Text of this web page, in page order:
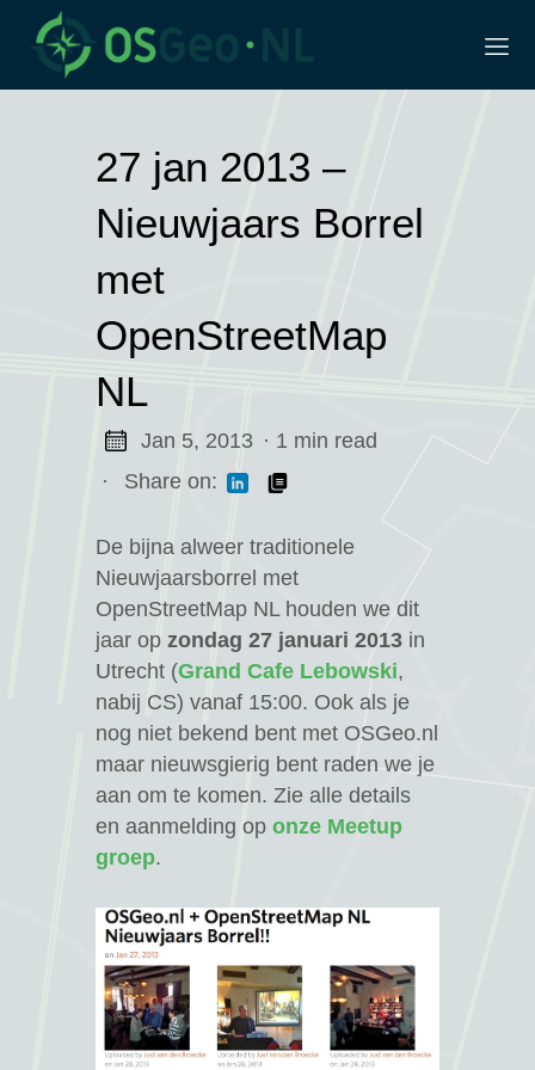
27 jan 2013 –
Nieuwjaars Borrel
met
OpenStreetMap
NL
Jan 5, 2013 · 1 min read
·
Share on:
De bijna alweer traditionele
Nieuwjaarsborrel met
OpenStreetMap NL houden we dit
jaar op zondag 27 januari 2013 in
Utrecht (Grand Cafe Lebowski,
nabij CS) vanaf 15:00. Ook als je
nog niet bekend bent met OSGeo.nl
maar nieuwsgierig bent raden we je
aan om te komen. Zie alle details
en aanmelding op onze Meetup
groep.